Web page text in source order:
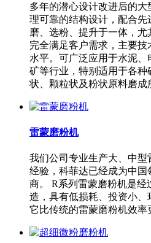
多年的潜心设计改进后的
理可靠的结构设计，配合
磨、选粉、提升于一体，
完全满足客户需求，主要
水平。可广泛应用于水泥
矿等行业，特别适用于各
状、颗粒状及粉状原料磨成
雷蒙磨粉机
我们公司专业生产大、中
经验，科菲达已经成为中
商。 R系列雷蒙磨粉机是经
造，具有低损耗、投资小、
它比传统的雷蒙磨粉机效率